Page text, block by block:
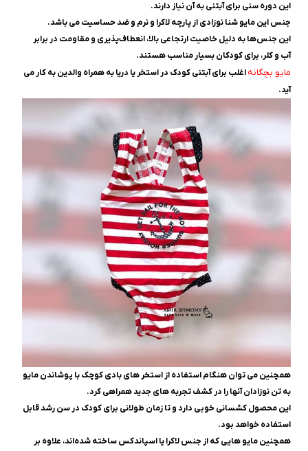
این دوره سنی برای آبتنی به آن نیاز دارند.
جنس این مایو شنا نوزادی از پارچه لاکرا و نرم و ضد حساسیت می باشد.
این جنس‌ها به دلیل خاصیت ارتجاعی بالا، انعطاف‌پذیری و مقاومت در برابر
آب و کلر، برای کودکان بسیار مناسب هستند.
مایو بچگانهاغلب برای آبتنی کودک در استخر یا دریا به همراه والدین به کار می
آید.
همچنین می توان هنگام استفاده از استخر های بادی کوچک با پوشاندن مایو
به تن نوزادان آنها را در کشف تجربه های جدید همراهی کرد.
این محصول کشسانی خوبی دارد و تا زمان طولانی برای کودک در سن رشد قابل
استفاده خواهد بود.
همچنین مایو هایی که از جنس‌ لاکرا یا اسپاندکس ساخته شده‌اند، علاوه بر